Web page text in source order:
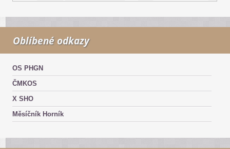
Oblíbené odkazy
OS PHGN
ČMKOS
X SHO
Měsíčník Horník